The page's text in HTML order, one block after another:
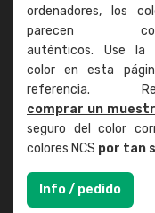
ordenadores, los
parecen
auténticos. Use la
color en esta
referencia.
comprar un
seguro del color
colores NCS por tan
Info / pedido